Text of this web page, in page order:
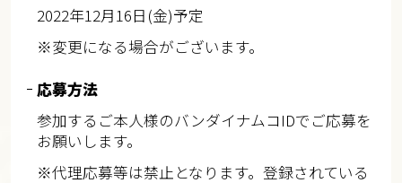
2022年12月16日(金)予定
※変更になる場合がございます。
応募方法
参加するご本人様のバンダイナムコIDでご応募を
お願いします。
※代理応募等は禁止となります。登録されている